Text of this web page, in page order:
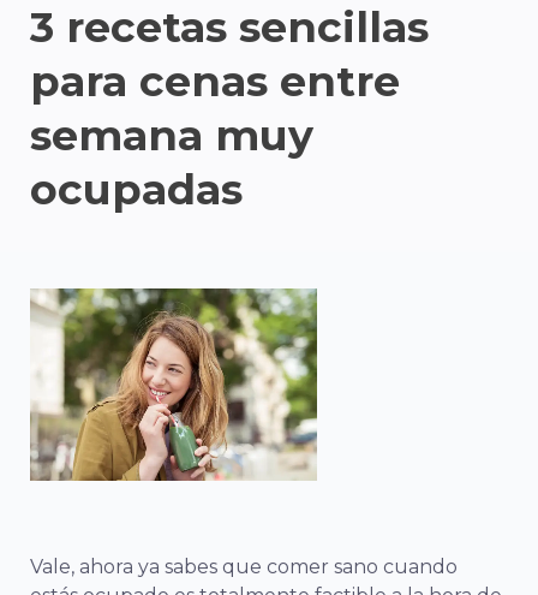
3 recetas sencillas
para cenas entre
semana muy
ocupadas
Vale, ahora ya sabes que comer sano cuando